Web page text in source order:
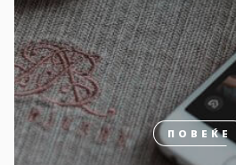
ПОВЕЌЕ